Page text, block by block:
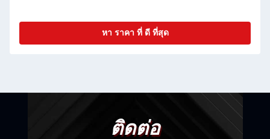
หา ราคา ที่ ดี ที่สุด
ติดต่อ